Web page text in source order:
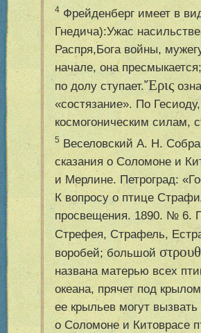
4 Фрейденберг имеет в
Гнедича):Ужас
Распря,Бога войны,
начале, она
по долу ступает.Ἔρις
«состязание». По
космогоническим силам,
5 Веселовский А. Н.
сказания о Соломоне и
и Мерлине. Петроград:
К вопросу о птице
просвещения. 1890. № 6.
Стрефея, Страфель,
воробей; большой
названа матерью всех
океана, прячет под
ее крыльев могут
о Соломоне и Китоврасе